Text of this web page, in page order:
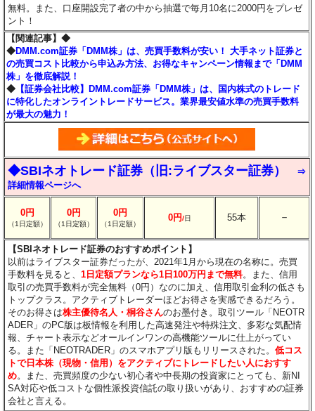
無料。また、口座開設完了者の中から抽選で毎月10名に2000円をプレゼ
ント！
【関連記事】◆
◆DMM.com証券「DMM株」は、売買手数料が安い！ 大手ネット証券と
の売買コスト比較から申込み方法、お得なキャンペーン情報まで「DMM
株」を徹底解説！
◆ 【証券会社比較】DMM.com証券「DMM株」は、国内株式のトレード
に特化したオンライントレードサービス。業界最安値水準の売買手数料
が最大の魅力！
◆SBIネオトレード証券（旧:ライブスター証券）
⇒
詳細情報ページへ
0円
（1日定額）
0円
（1日定額）
0円
（1日定額）
0円/日 55本 －
【SBIネオトレード証券のおすすめポイント】
以前はライブスター証券だったが、2021年1月から現在の名称に。売買
手数料を見ると、1日定額プランなら1日100万円まで無料。また、信用
取引の売買手数料が完全無料（0円）なのに加え、信用取引金利の低さも
トップクラス。アクティブトレーダーほどお得さを実感できるだろう。
そのお得さは株主優待名人・桐谷さんのお墨付き。取引ツール「NEOTR
ADER」のPC版は板情報を利用した高速発注や特殊注文、多彩な気配情
報、チャート表示などオールインワンの高機能ツールに仕上がってい
る。また「NEOTRADER」のスマホアプリ版もリリースされた。低コス
トで日本株（現物・信用）をアクティブにトレードしたい人におすす
め。また、売買頻度の少ない初心者や中長期の投資家にとっても、新NI
SA対応や低コストな個性派投資信託の取り扱いがあり、おすすめの証券
会社と言える。